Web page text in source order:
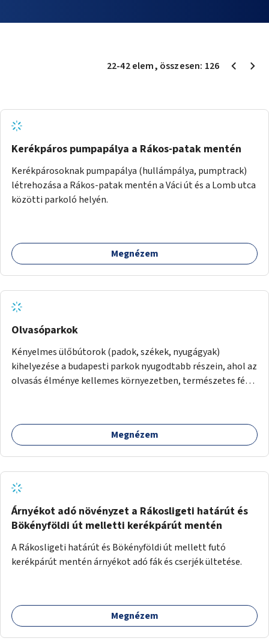
22-42elem, összesen: 126
Kerékpáros pumpapálya a Rákos-patak mentén
Kerékpárosoknak pumpapálya (hullámpálya, pumptrack)
létrehozása a Rákos-patak mentén a Váci út és a Lomb utca
közötti parkoló helyén.
Megnézem
Olvasóparkok
Kényelmes ülőbútorok (padok, székek, nyugágyak)
kihelyezése a budapesti parkok nyugodtabb részein, ahol az
olvasás élménye kellemes környezetben, természetes fény
adnának a kikapcsolódásra, az olvasás népszerűsítésére.
Megnézem
Árnyékot adó növényzet a Rákosligeti határút és
Bökényföldi út melletti kerékpárút mentén
A Rákosligeti határút és Bökényföldi út mellett futó
kerékpárút mentén árnyékot adó fák és cserjék ültetése.
Megnézem